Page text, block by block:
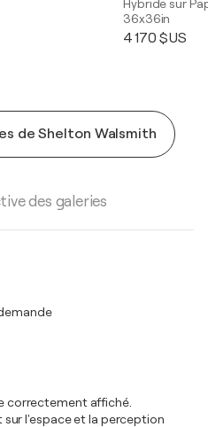
Hybride sur
36x36in
4 170 $US
de Shelton Walsmith
des galeries
correctement affiché.
sur l'espace et la perception